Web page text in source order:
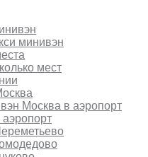
минивэн
мест
Москва в аэропорт